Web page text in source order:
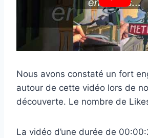
Nous avons constaté un fort
autour de cette vidéo lors de
découverte. Le nombre de
La vidéo d’une durée de